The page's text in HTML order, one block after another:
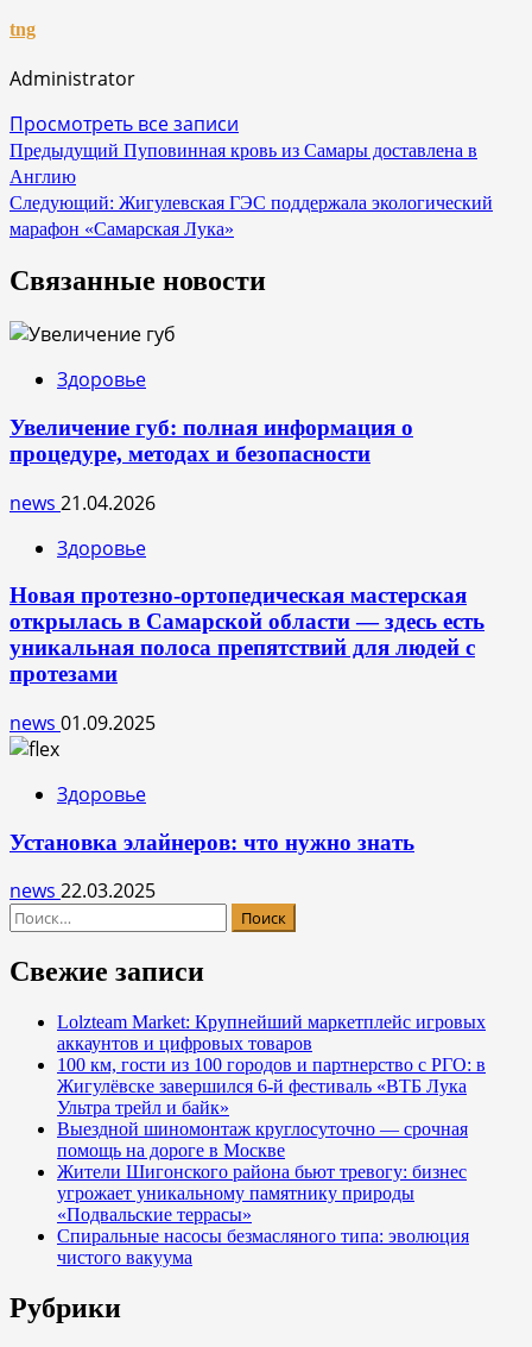
tng
Administrator
Просмотреть все записи
Навигация
по
записям
Предыдущий Пуповинная кровь из Самары доставлена в
Англию
Следующий: Жигулевская ГЭС поддержала экологический
марафон «Самарская Лука»
Связанные новости
Здоровье
Увеличение губ: полная информация о
процедуре, методах и безопасности
news 21.04.2026
Здоровье
Новая протезно-ортопедическая мастерская
открылась в Самарской области — здесь есть
уникальная полоса препятствий для людей с
протезами
news 01.09.2025
Здоровье
Установка элайнеров: что нужно знать
news 22.03.2025
Найти:
Свежие записи
Lolzteam Market: Крупнейший маркетплейс игровых
аккаунтов и цифровых товаров
100 км, гости из 100 городов и партнерство с РГО: в
Жигулёвске завершился 6-й фестиваль «ВТБ Лука
Ультра трейл и байк»
Выездной шиномонтаж круглосуточно — срочная
помощь на дороге в Москве
Жители Шигонского района бьют тревогу: бизнес
угрожает уникальному памятнику природы
«Подвальские террасы»
Спиральные насосы безмасляного типа: эволюция
чистого вакуума
Рубрики